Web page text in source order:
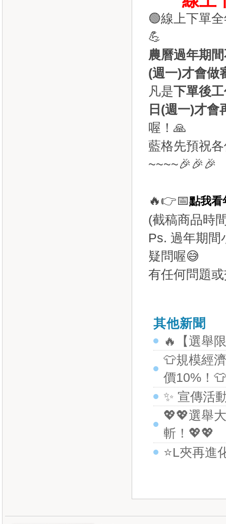
🟢線上下單
💪
農曆過年期
(週一)才會做
凡是下單後
日(週一)才會
喔！🙏
藍格先預祝
~~~~🎉🎉🎉
🔥👉📅點我看
(截稿商品時
Ps. 過年期間
疑問喔😅
有任何問題
其他新聞
🔥【選舉
👕規模經
價10%！👕
✨ 宣傳活
💖💖選舉
斬！💖💖
⭐L夾再進